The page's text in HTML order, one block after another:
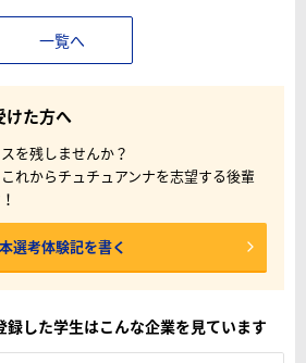
一覧へ
けた方へ
を残しませんか？
れからチュチュアンナを志望する後輩
本選考体験記を書く
録した学生はこんな企業を見ています